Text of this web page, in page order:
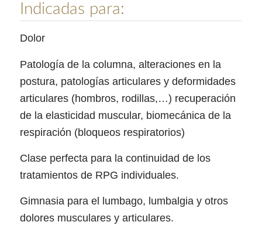
Indicadas para:
Dolor
Patología de la columna, alteraciones en la
postura, patologías articulares y deformidades
articulares (hombros, rodillas,…) recuperación
de la elasticidad muscular, biomecánica de la
respiración (bloqueos respiratorios)
Clase perfecta para la continuidad de los
tratamientos de RPG individuales.
Gimnasia para el lumbago, lumbalgia y otros
dolores musculares y articulares.